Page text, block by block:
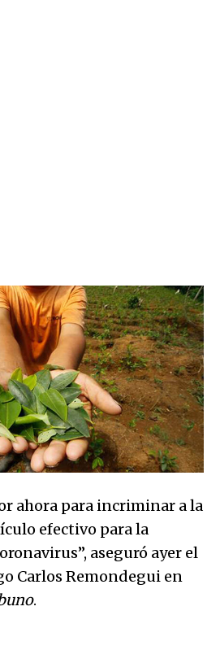
ahora para incriminar a la
efectivo para la
aseguró ayer el
Carlos Remondegui en
.